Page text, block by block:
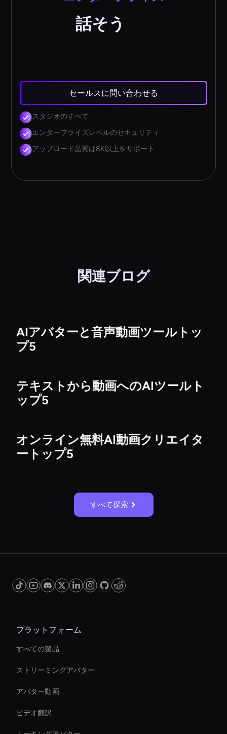
話そう
セールスに問い合わせる
スタジオのすべて
エンタープライズレベルのセキュリティ
アップロード品質は8K以上をサポート
関連ブログ
AIアバターと音声動画ツールトッ
プ5
テキストから動画へのAIツールト
ップ5
オンライン無料AI動画クリエイタ
ートップ5
すべて探索
プラットフォーム
すべての製品
ストリーミングアバター
アバター動画
ビデオ翻訳